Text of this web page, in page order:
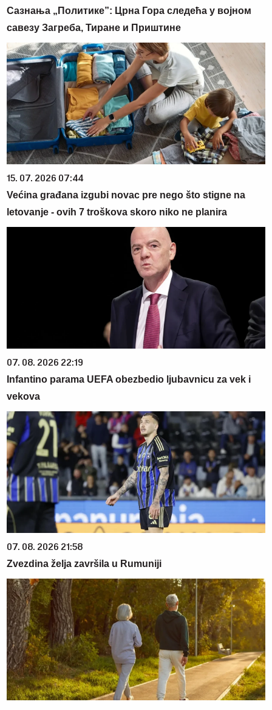
Сазнања „Политике”: Црна Гора следећа у војном
савезу Загреба, Тиране и Приштине
15. 07. 2026 07:44
Većina građana izgubi novac pre nego što stigne na
letovanje - ovih 7 troškova skoro niko ne planira
07. 08. 2026 22:19
Infantino parama UEFA obezbedio ljubavnicu za vek i
vekova
07. 08. 2026 21:58
Zvezdina želja završila u Rumuniji